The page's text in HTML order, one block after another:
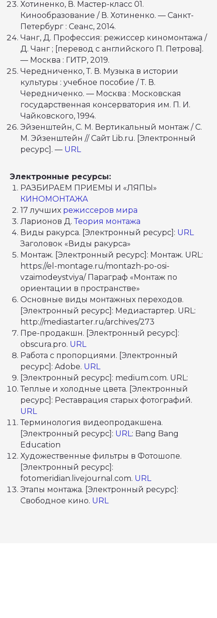
Хотиненко, В. Мастер-класс 01.
Кинообразование / В. Хотиненко. — Санкт-
Петербург : Сеанс, 2014.
Чанг, Д. Профессия: режиссер киномонтажа /
Д. Чанг ; [перевод с английского П. Петрова].
— Москва : ГИТР, 2019.
Чередниченко, Т. В. Музыка в истории
культуры : учебное пособие / Т. В.
Чередниченко. — Москва : Московская
государственная консерватория им. П. И.
Чайковского, 1994.
Эйзенштейн, С. М. Вертикальный монтаж / С.
М. Эйзенштейн // Сайт Lib.ru. [Электронный
ресурс]. — URL
Электронные ресурсы:
РАЗБИРАЕМ ПРИЕМЫ И «ЛЯПЫ»
КИНОМОНТАЖА
17 лучших режиссеров мира
Ларионов Д. Теория монтажа
Виды ракурса. [Электронный ресурс]: URL
Заголовок «Виды ракурса»
Монтаж. [Электронный ресурс]: Монтаж. URL:
https://el-montage.ru/montazh-po-osi-
vzaimodeystviya/ Параграф «Монтаж по
ориентации в пространстве»
Основные виды монтажных переходов.
[Электронный ресурс]: Медиастартер. URL:
http://mediastarter.ru/archives/273
Пре-продакшн. [Электронный ресурс]:
obscura.pro. URL
Работа с пропорциями. [Электронный
ресурс]: Adobe. URL
[Электронный ресурс]: medium.com. URL:
Теплые и холодные цвета. [Электронный
ресурс]: Реставрация старых фотографий.
URL
Терминология видеопродакшена.
[Электронный ресурс]: URL: Bang Bang
Education
Художественные фильтры в Фотошопе.
[Электронный ресурс]:
fotomeridian.livejournal.com. URL
Этапы монтажа. [Электронный ресурс]:
Свободное кино. URL
support@artmasters.ru
partners@artmasters.ru
По вопросам партнёрства
info@artmasters.ru
По общим вопросам
ЭКСПЕРТЫ
ВЕЛИКИЕ МАСТЕРА
СОРЕВНОВАНИЯ
ЛИЧНЫЙ КАБИНЕТ
БИБЛИОТЕКА
НОВОСТИ
ИСТОРИИ УСПЕХА
ПАРТНЁРЫ
КАК ЭТО БЫЛО
АртМастерс 2020
АртМастерс 2021
АртМастерс 2022
АртМастерс 2023
АртМастерс 2024
АртМастерс 2025
ДОКУМЕНТАЦИЯ
образовательной
организации
Положение о Чемпионате
Кодекс этики
Доктрина АртМастерс
Положение о премии
Пользовательское
соглашение
Партнёрская
презентация
Политика в отношении
обработки
персональных данных
РУКОВОДСТВО
Наблюдательный совет
Оргкомитет
Команда АртМастерс
ЭКОСИСТЕМА
Основная категория
Категория «Юниоры»
Ассоциация
Академия
Продюсерский центр
АртМастерс Регионы
ArtMasters Open
ArtMasters Music